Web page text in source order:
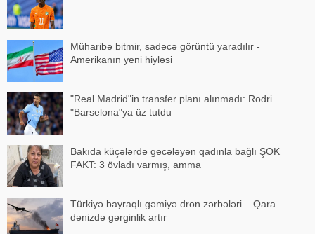
Müharibə bitmir, sadəcə görüntü yaradılır -
Amerikanın yeni hiyləsi
"Real Madrid"in transfer planı alınmadı: Rodri
"Barselona"ya üz tutdu
Bakıda küçələrdə gecələyən qadınla bağlı ŞOK
FAKT: 3 övladı varmış, amma
Türkiyə bayraqlı gəmiyə dron zərbələri – Qara
dənizdə gərginlik artır